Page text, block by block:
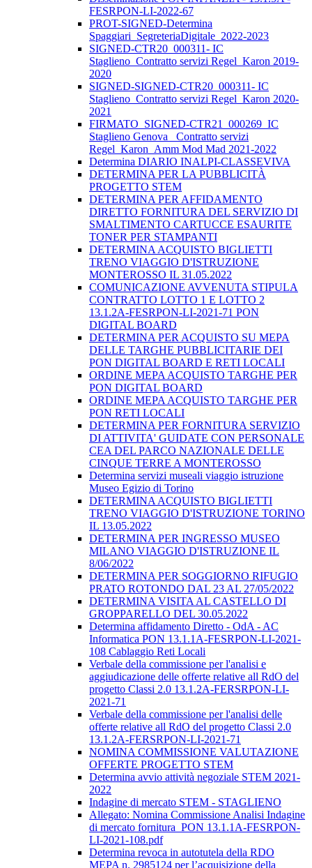
FESRPON-LI-2022-67
PROT-SIGNED-Determina
Spaggiari_SegreteriaDigitale_2022-2023
SIGNED-CTR20_000311- IC
Staglieno_Contratto servizi Regel_Karon 2019-
2020
SIGNED-SIGNED-CTR20_000311- IC
Staglieno_Contratto servizi Regel_Karon 2020-
2021
FIRMATO_SIGNED-CTR21_000269_IC
Staglieno Genova_ Contratto servizi
Regel_Karon_Amm Mod Mad 2021-2022
Determina DIARIO INALPI-CLASSEVIVA
DETERMINA PER LA PUBBLICITÀ
PROGETTO STEM
DETERMINA PER AFFIDAMENTO
DIRETTO FORNITURA DEL SERVIZIO DI
SMALTIMENTO CARTUCCE ESAURITE
TONER PER STAMPANTI
DETERMINA ACQUISTO BIGLIETTI
TRENO VIAGGIO D'ISTRUZIONE
MONTEROSSO IL 31.05.2022
COMUNICAZIONE AVVENUTA STIPULA
CONTRATTO LOTTO 1 E LOTTO 2
13.1.2A-FESRPON-LI-2021-71 PON
DIGITAL BOARD
DETERMINA PER ACQUISTO SU MEPA
DELLE TARGHE PUBBLICITARIE DEI
PON DIGITAL BOARD E RETI LOCALI
ORDINE MEPA ACQUISTO TARGHE PER
PON DIGITAL BOARD
ORDINE MEPA ACQUISTO TARGHE PER
PON RETI LOCALI
DETERMINA PER FORNITURA SERVIZIO
DI ATTIVITA' GUIDATE CON PERSONALE
CEA DEL PARCO NAZIONALE DELLE
CINQUE TERRE A MONTEROSSO
Determina servizi museali viaggio istruzione
Museo Egizio di Torino
DETERMINA ACQUISTO BIGLIETTI
TRENO VIAGGIO D'ISTRUZIONE TORINO
IL 13.05.2022
DETERMINA PER INGRESSO MUSEO
MILANO VIAGGIO D'ISTRUZIONE IL
8/06/2022
DETERMINA PER SOGGIORNO RIFUGIO
PRATO ROTONDO DAL 23 AL 27/05/2022
DETERMINA VISITA AL CASTELLO DI
GROPPARELLO DEL 30.05.2022
Determina affidamento Diretto - OdA - AC
Informatica PON 13.1.1A-FESRPON-LI-2021-
108 Cablaggio Reti Locali
Verbale della commissione per l'analisi e
aggiudicazione delle offerte relative all RdO del
progetto Classi 2.0 13.1.2A-FERSRPON-LI-
2021-71
Verbale della commissione per l'analisi delle
offerte relative all RdO del progetto Classi 2.0
13.1.2A-FERSRPON-LI-2021-71
NOMINA COMMISSIONE VALUTAZIONE
OFFERTE PROGETTO STEM
Determina avvio attività negoziale STEM 2021-
2022
Indagine di mercato STEM - STAGLIENO
Allegato: Nomina Commissione Analisi Indagine
di mercato fornitura_PON 13.1.1A-FESRPON-
LI-2021-108.pdf
Determina revoca in autotutela della RDO
MEPA n. 2985124 per l’acquisizione della